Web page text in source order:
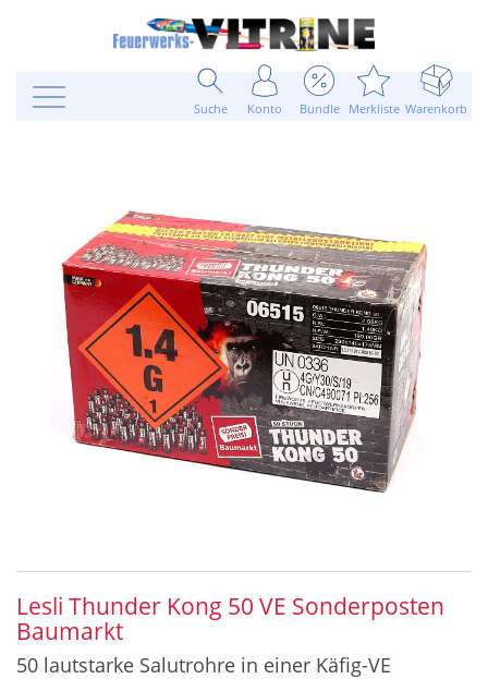
Suche Konto Bundle Merkliste Warenkorb
Lesli Thunder Kong 50 VE Sonderposten
Baumarkt
50 lautstarke Salutrohre in einer Käfig-VE